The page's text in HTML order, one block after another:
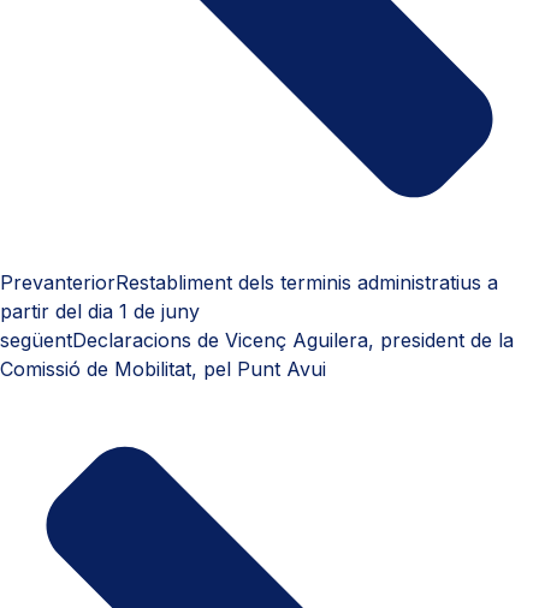
PrevanteriorRestabliment dels terminis administratius a
partir del dia 1 de juny
següentDeclaracions de Vicenç Aguilera, president de la
Comissió de Mobilitat, pel Punt Avui